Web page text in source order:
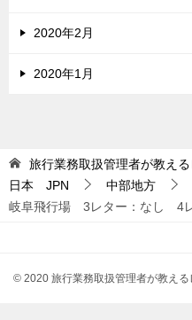
2020年2月
2020年1月
旅行業務取扱管理者が教え
日本 JPN
中部地方
岐阜飛行場 3レター：なし 4
© 2020 旅行業務取扱管理者が教える